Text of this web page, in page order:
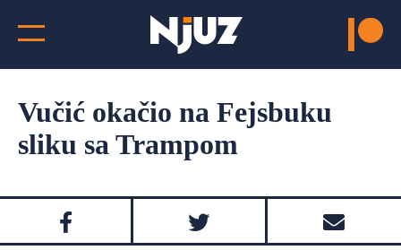
Vučić okačio na Fejsbuku
sliku sa Trampom